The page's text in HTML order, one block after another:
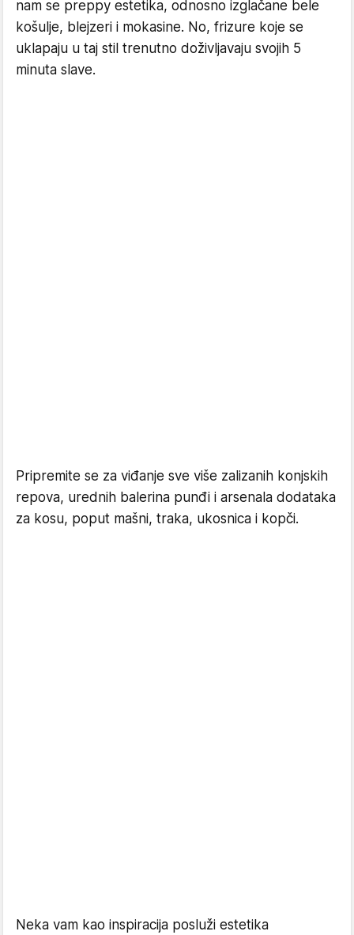
nam se preppy estetika, odnosno izglačane bele
košulje, blejzeri i mokasine. No, frizure koje se
uklapaju u taj stil trenutno doživljavaju svojih 5
minuta slave.
Pripremite se za viđanje sve više zalizanih konjskih
repova, urednih balerina punđi i arsenala dodataka
za kosu, poput mašni, traka, ukosnica i kopči.
Neka vam kao inspiracija posluži estetika